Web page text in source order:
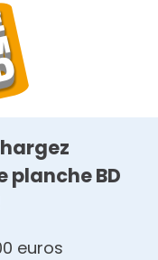
BD
euros